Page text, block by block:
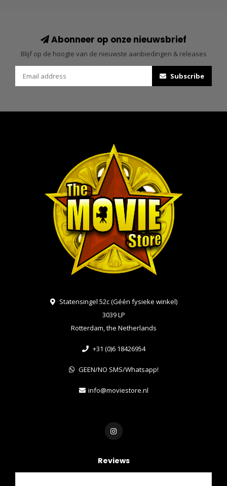
Abonneer op onze nieuwsbrief
Blijf op de hoogte van de nieuwste aanbiedingen & releases
Subscribe
Statensingel 52c (Géén fysieke winkel)
3039 LP
Rotterdam, the Netherlands
+31 (0)6 18426954
GEEN/NO SMS/Whatsapp!
info@moviestore.nl
Reviews